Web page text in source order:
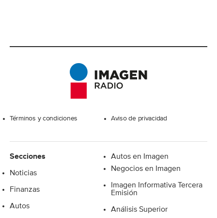
Términos y condiciones Aviso de privacidad
Secciones
Noticias
Finanzas
Autos
Autos en Imagen
Negocios en Imagen
Imagen Informativa Tercera
Emisión
Análisis Superior